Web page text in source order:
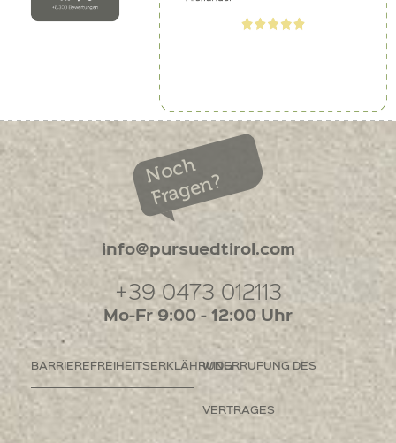
Noch
Fragen?
info@pursuedtirol.com
+39 0473 012113
Mo-Fr 9:00 - 12:00 Uhr
BARRIEREFREIHEITSERKLÄHRUNGWIDERRUFUNG DES
VERTRAGES